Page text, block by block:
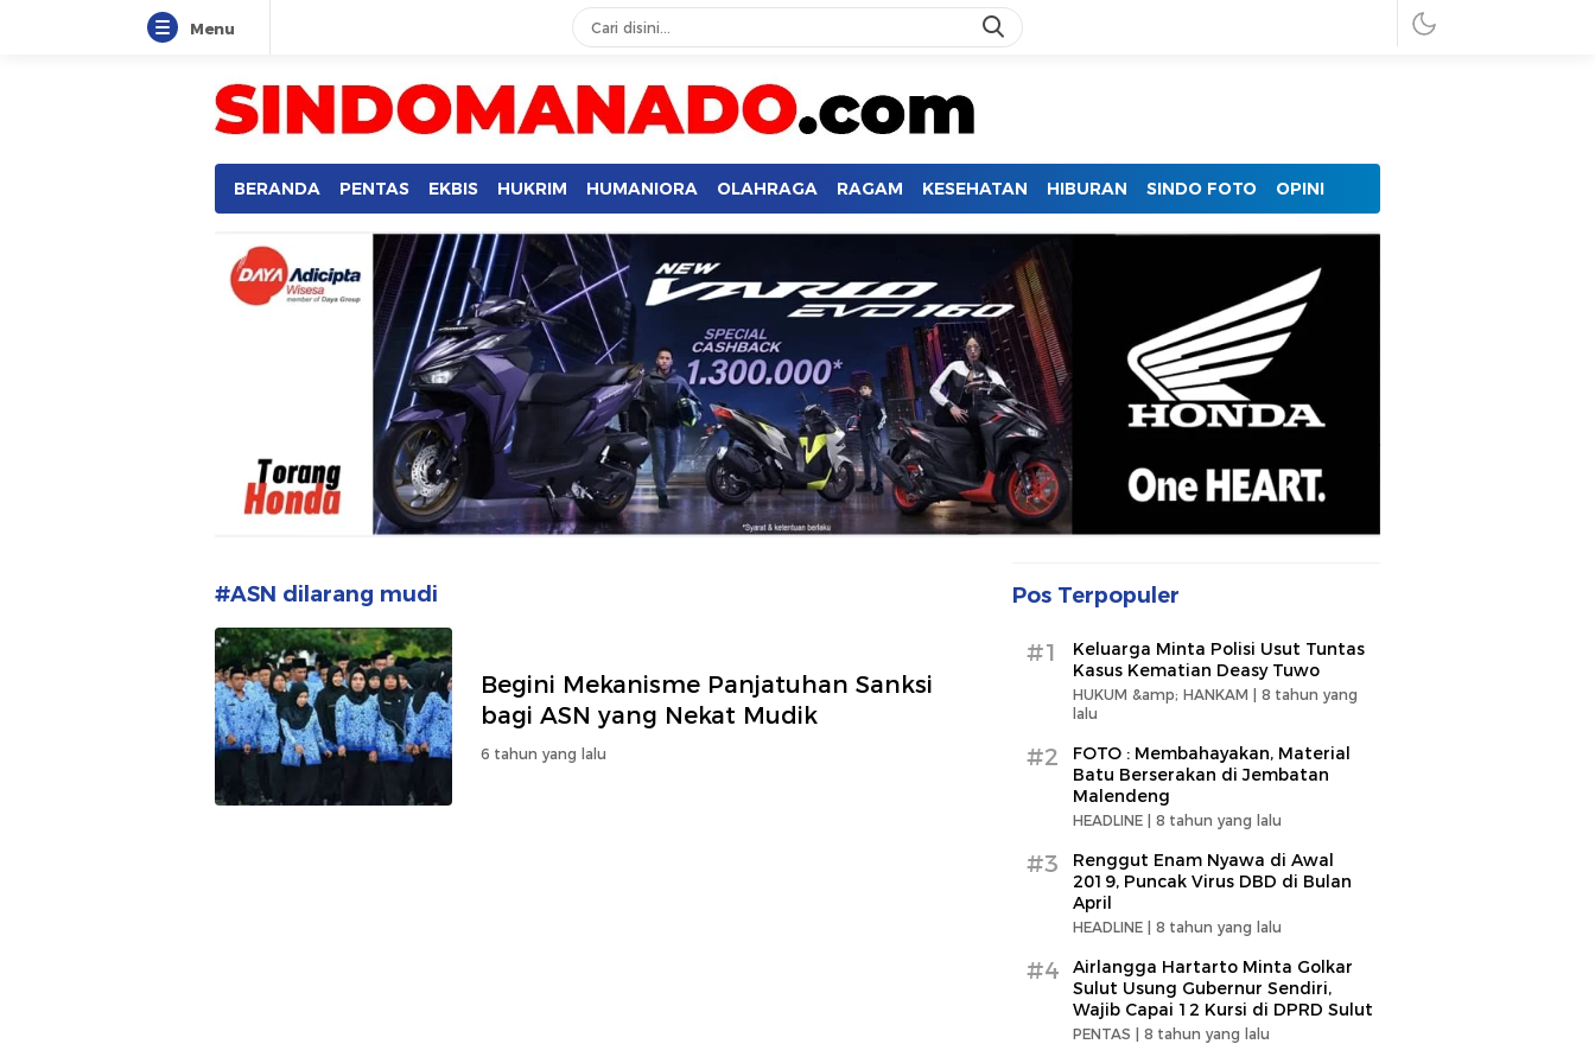
Menu
SINDOMANADO
Informatif dan Edukatif
BERANDA PENTAS EKBIS HUKRIM HUMANIORA OLAHRAGA RAGAM KESEHATAN HIBURAN SINDO FOTO OPINI
#ASN dilarang mudi
Begini Mekanisme Panjatuhan Sanksi
bagi ASN yang Nekat Mudik
6 tahun yang lalu
Pos Terpopuler
#1
Keluarga Minta Polisi Usut Tuntas
Kasus Kematian Deasy Tuwo
HUKUM &amp; HANKAM | 8 tahun yang
lalu
#2
FOTO : Membahayakan, Material
Batu Berserakan di Jembatan
Malendeng
HEADLINE | 8 tahun yang lalu
#3
Renggut Enam Nyawa di Awal
2019, Puncak Virus DBD di Bulan
April
HEADLINE | 8 tahun yang lalu
#4
Airlangga Hartarto Minta Golkar
Sulut Usung Gubernur Sendiri,
Wajib Capai 12 Kursi di DPRD Sulut
PENTAS | 8 tahun yang lalu